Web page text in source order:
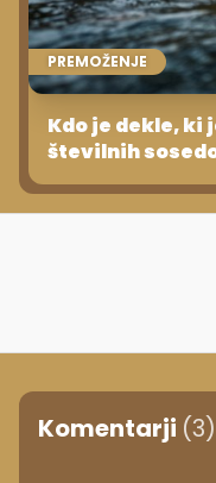
PREMOŽENJE
Kdo je dekle, ki
številnih
Komentarji (3)